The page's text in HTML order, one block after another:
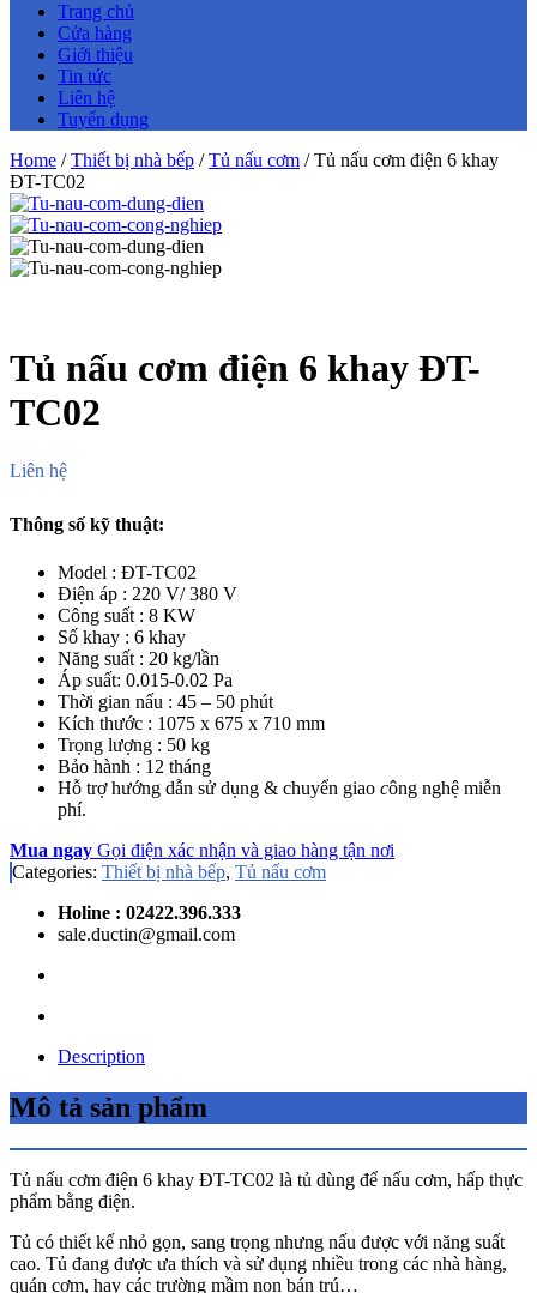
Trang chủ
Cửa hàng
Giới thiệu
Tin tức
Liên hệ
Tuyển dụng
Home /Thiết bị nhà bếp /Tủ nấu cơm / Tủ nấu cơm điện 6 khay
ĐT-TC02
Tủ nấu cơm điện 6 khay ĐT-
TC02
Liên hệ
Thông số kỹ thuật:
Model : ĐT-TC02
Điện áp : 220 V/ 380 V
Công suất : 8 KW
Số khay : 6 khay
Năng suất : 20 kg/lần
Áp suất: 0.015-0.02 Pa
Thời gian nấu : 45 – 50 phút
Kích thước : 1075 x 675 x 710 mm
Trọng lượng : 50 kg
Bảo hành : 12 tháng
Hỗ trợ hướng dẫn sử dụng & chuyển giao công nghệ miễn
phí.
Mua ngay Gọi điện xác nhận và giao hàng tận nơi
Categories: Thiết bị nhà bếp, Tủ nấu cơm
Holine : 02422.396.333
sale.ductin@gmail.com
Description
Mô tả sản phẩm
Tủ nấu cơm điện 6 khay ĐT-TC02 là tủ dùng để nấu cơm, hấp thực
phẩm bằng điện.
Tủ có thiết kế nhỏ gọn, sang trọng nhưng nấu được với năng suất
cao. Tủ đang được ưa thích và sử dụng nhiều trong các nhà hàng,
quán cơm, hay các trường mầm non bán trú…